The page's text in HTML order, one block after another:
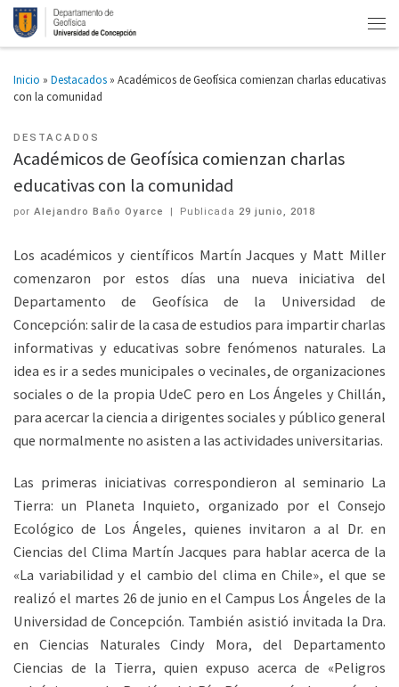
Inicio » Destacados » Académicos de Geofísica comienzan charlas educativas
con la comunidad
DESTACADOS
Académicos de Geofísica comienzan charlas
educativas con la comunidad
por Alejandro Baño Oyarce | Publicada29 junio, 2018
Los académicos y científicos Martín Jacques y Matt Miller
comenzaron por estos días una nueva iniciativa del
Departamento de Geofísica de la Universidad de
Concepción: salir de la casa de estudios para impartir charlas
informativas y educativas sobre fenómenos naturales. La
idea es ir a sedes municipales o vecinales, de organizaciones
sociales o de la propia UdeC pero en Los Ángeles y Chillán,
para acercar la ciencia a dirigentes sociales y público general
que normalmente no asisten a las actividades universitarias.
Las primeras iniciativas correspondieron al seminario La
Tierra: un Planeta Inquieto, organizado por el Consejo
Ecológico de Los Ángeles, quienes invitaron a al Dr. en
Ciencias del Clima Martín Jacques para hablar acerca de la
«La variabilidad y el cambio del clima en Chile», el que se
realizó el martes 26 de junio en el Campus Los Ángeles de la
Universidad de Concepción. También asistió invitada la Dra.
en Ciencias Naturales Cindy Mora, del Departamento
Ciencias de la Tierra, quien expuso acerca de «Peligros